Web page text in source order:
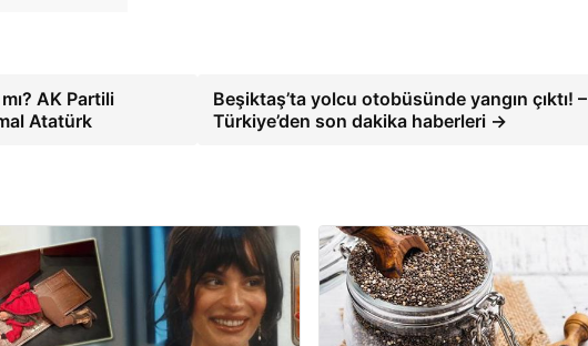
AK Partili
Atatürk
Beşiktaş’ta yolcu otobüsünde yangın çıktı! –
Türkiye’den son dakika haberleri →